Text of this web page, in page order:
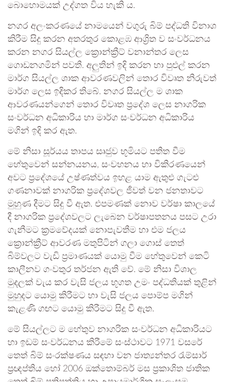
බොහොමයක් උද්ගත විය හැකි ය.
නගර අලංකරණයේ නාමයෙන් වගුරු බිම් පද්ධති විනාශ
කිරීම සිදු කරන අතරතුර කොළඹ ආශ්‍රිත ව සංවර්ධනය
කරන නගර සියල්ල ක්‍රොන්ක්‍රීට් වනාන්තර ලෙස
ගොඩනගමින් පවතී. අලුතින් ඉදි කරන හා පුළුල් කරන
මාර්ග සියල්ල ශාක ආවරණවලින් තොර විවෘත නිරුවත්
මාර්ග ලෙස ඉදිකර තිබේ. නගර සියල්ල ම ශාක
ආවරණයන්ගෙන් තොර විවෘත ප්‍රදේශ ලෙස නාගරික
සංවර්ධන අධිකාරිය හා මාර්ග සංවර්ධන අධිකාරිය
මගින් ඉදි කර ඇත.
මේ නිසා සූර්යය තාපය සෘජුව භූමියට පතිත වීම
හේතුවෙන් සන්නයනය, සංවහනය හා විකිරණයෙන්
අවට ප්‍රදේශයේ උෂ්ණත්වය ඉහළ යාම ඇතුළු ගැටළු
ගණනාවක් නාගරික ප්‍රදේශවල ජීවත් වන ජනතාවට
මුහුණ දීමට සිදු වී ඇත. එපමණක් නොව වර්ෂා කාලයේ
දී නාගරික ප්‍රදේශවලට ලැබෙන වර්ෂාපතනය පසට උරා
ගැනීමට ක්‍රමවේදයක් නොපැවතීම හා එම ජලය
ක්‍රොන්ක්‍රීට් ආවරණ මතුපිටින් ගලා ගොස් තෙත්
බිම්වලට වැඩි ප්‍රමාණයක් යොමු වීම හේතුවෙන් කෙටි
කාලීනව ගංවතුර තර්ජන ඇති වේ. මේ නිසා විශාල
මුදලක් වැය කර වැසි ජලය භූගත උමං පද්ධතියක් තුළින්
මුහුදට යොමු කිරීමට හා වැසි ජලය පොම්ප මගින්
කැළණි ගඟට යොමු කිරීමට සිදු වී ඇත.
මේ සියල්ලට ම හේතුව නාගරික සංවර්ධන අධිකාරියට
හා ඉඩම් සංවර්ධනය කිරීමේ සංස්ථාවට 1971 වසරේ
තෙත් බිම් සංරක්ෂණය සඳහා වන ජාත්‍යන්තර රැම්සාර්
ප්‍රඥප්තිය හෝ 2006 ඔක්තොම්බර් මස ප්‍රකාශිත ජාතික